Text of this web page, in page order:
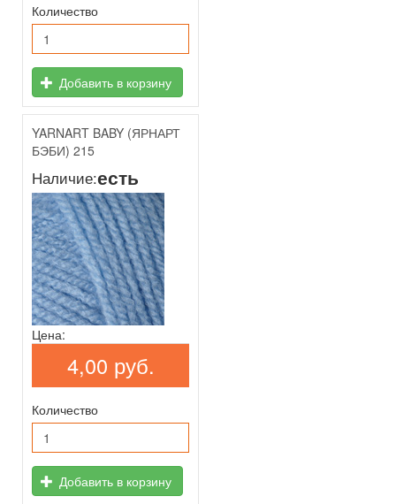
Количество
Добавить в корзину
YARNART BABY (ЯРНАРТ
БЭБИ) 215
Наличие:есть
Цена:
4,00 руб.
Количество
Добавить в корзину